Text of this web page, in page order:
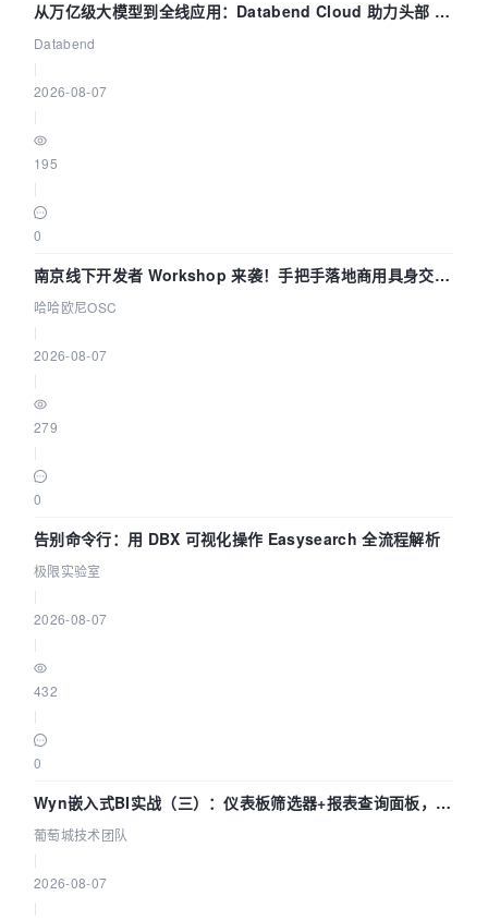
从万亿级大模型到全线应用：Databend Cloud 助力头部 AI
企业构建全链路 Trace 数据管道
Databend
2026-08-07
195
0
南京线下开发者 Workshop 来袭！手把手落地商用具身交互
智能 Agent 应用
哈哈欧尼OSC
2026-08-07
279
0
告别命令行：用 DBX 可视化操作 Easysearch 全流程解析
极限实验室
2026-08-07
432
0
Wyn嵌入式BI实战（三）：仪表板筛选器+报表查询面板，参
数联动全闭环
葡萄城技术团队
2026-08-07